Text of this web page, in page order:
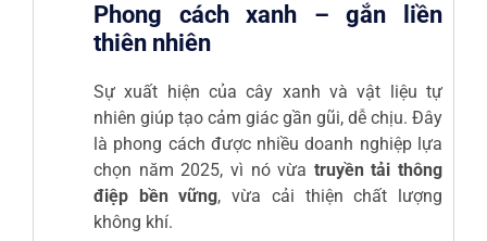
Phong cách xanh – gắn liền
thiên nhiên
Sự xuất hiện của cây xanh và vật liệu tự
nhiên giúp tạo cảm giác gần gũi, dễ chịu. Đây
là phong cách được nhiều doanh nghiệp lựa
chọn năm 2025, vì nó vừa truyền tải thông
điệp bền vững, vừa cải thiện chất lượng
không khí.